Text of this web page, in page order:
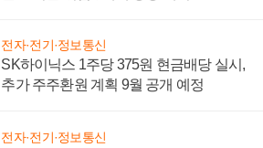
전자·전기·정보통신
SK하이닉스 1주당 375원 현금배당 실시,
추가 주주환원 계획 9월 공개 예정
전자·전기·정보통신